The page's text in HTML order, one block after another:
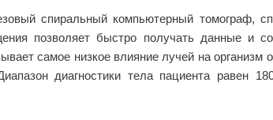
спиральный компьютерный томограф,
позволяет быстро получать данные и
самое низкое влияние лучей на
диагностики тела пациента равен